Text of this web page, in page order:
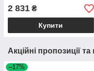
2 831 ₴
Купити
Акційні пропозиції
–17%